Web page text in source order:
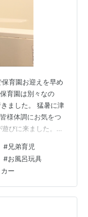
育園お迎えを早め
育園は別々なの
ました。 猛暑に津
様体調にお気をつ
びに来ました。ワ
私が入れて週末は
らいだったかな、
たが、3歳の今は基
ていたら少しごねま
てしまえば気持ち
#兄弟育児
#お風呂玩具
ー